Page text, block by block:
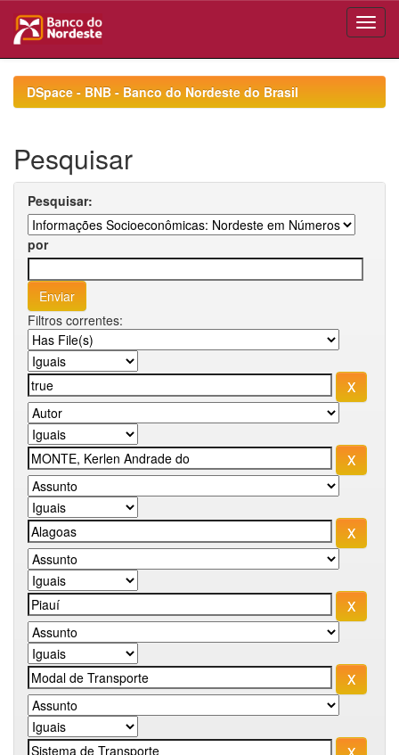
navigationDSpace - BNB - Banco do Nordeste do Brasil
Pesquisar
Pesquisar:
por
Filtros correntes: